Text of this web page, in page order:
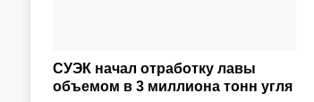
СУЭК начал отработку лавы
объемом в 3 миллиона тонн угля